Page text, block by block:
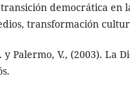
democrática en
transformación
y Palermo, V., (2003). La